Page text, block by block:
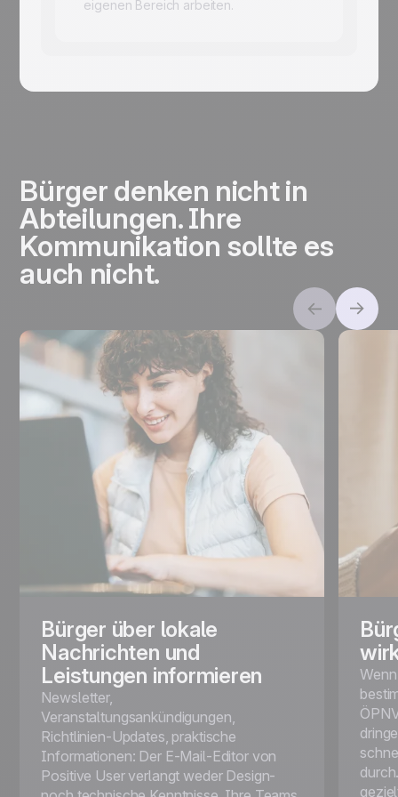
eigenen Bereich arbeiten.
Bürger denken nicht in
Abteilungen. Ihre
Kommunikation sollte es
auch nicht.
Bürger über lokale
Nachrichten und
Leistungen informieren
Newsletter,
Veranstaltungsankündigungen,
Richtlinien-Updates, praktische
Informationen: Der E-Mail-Editor von
Positive User verlangt weder Design-